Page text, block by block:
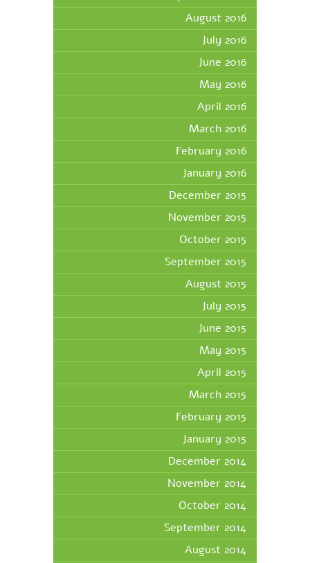
August 2016
July 2016
June 2016
May 2016
April 2016
March 2016
February 2016
January 2016
December 2015
November 2015
October 2015
September 2015
August 2015
July 2015
June 2015
May 2015
April 2015
March 2015
February 2015
January 2015
December 2014
November 2014
October 2014
September 2014
August 2014